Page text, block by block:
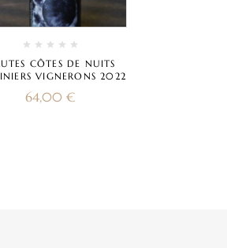
CÔTES DE NUITS
VIGNERONS 2022
64,00 €